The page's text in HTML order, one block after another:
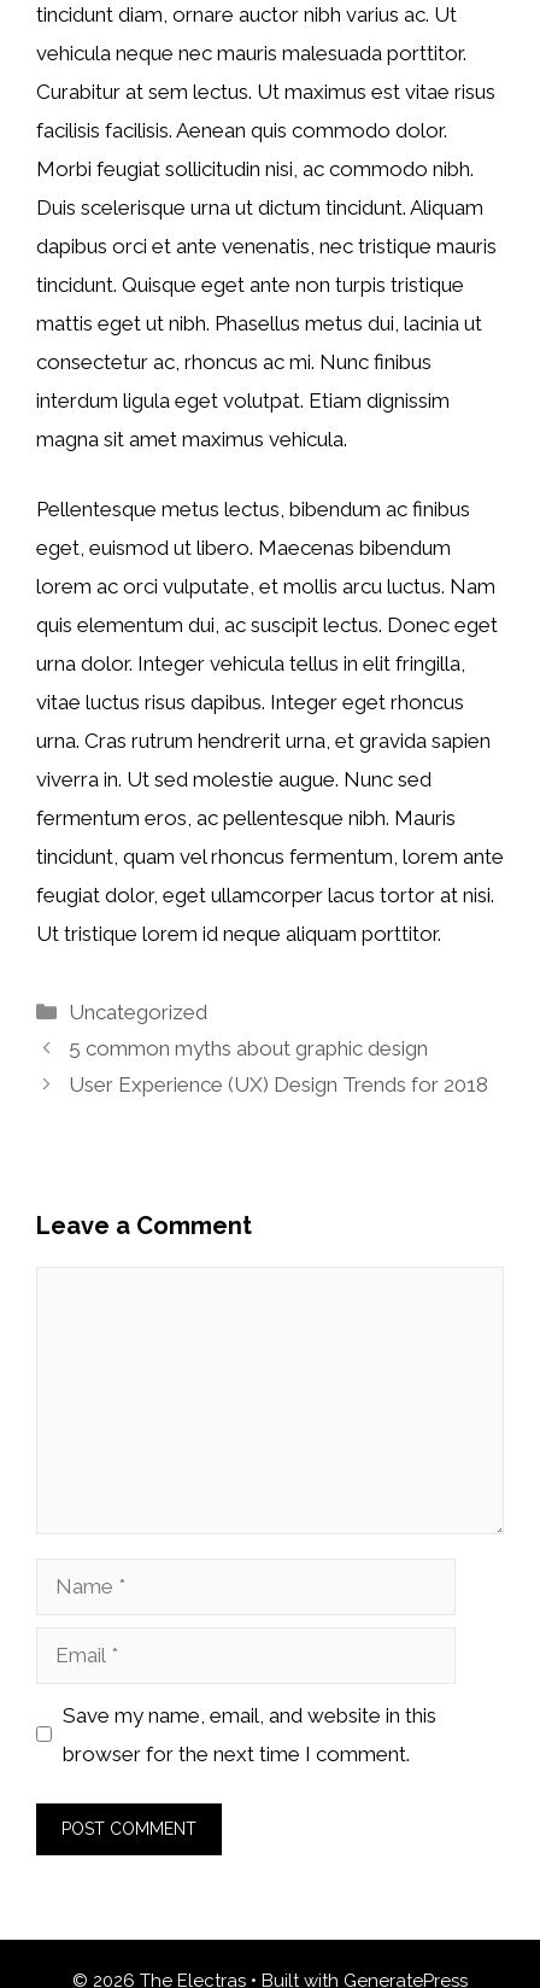
tincidunt diam, ornare auctor nibh varius ac. Ut
vehicula neque nec mauris malesuada porttitor.
Curabitur at sem lectus. Ut maximus est vitae risus
facilisis facilisis. Aenean quis commodo dolor.
Morbi feugiat sollicitudin nisi, ac commodo nibh.
Duis scelerisque urna ut dictum tincidunt. Aliquam
dapibus orci et ante venenatis, nec tristique mauris
tincidunt. Quisque eget ante non turpis tristique
mattis eget ut nibh. Phasellus metus dui, lacinia ut
consectetur ac, rhoncus ac mi. Nunc finibus
interdum ligula eget volutpat. Etiam dignissim
magna sit amet maximus vehicula.
Pellentesque metus lectus, bibendum ac finibus
eget, euismod ut libero. Maecenas bibendum
lorem ac orci vulputate, et mollis arcu luctus. Nam
quis elementum dui, ac suscipit lectus. Donec eget
urna dolor. Integer vehicula tellus in elit fringilla,
vitae luctus risus dapibus. Integer eget rhoncus
urna. Cras rutrum hendrerit urna, et gravida sapien
viverra in. Ut sed molestie augue. Nunc sed
fermentum eros, ac pellentesque nibh. Mauris
tincidunt, quam vel rhoncus fermentum, lorem ante
feugiat dolor, eget ullamcorper lacus tortor at nisi.
Ut tristique lorem id neque aliquam porttitor.
Categories
Uncategorized
5 common myths about graphic design
User Experience (UX) Design Trends for 2018
Leave a Comment
Name
Email
Save my name, email, and website in this
browser for the next time I comment.
© 2026 The Electras • Built with GeneratePress